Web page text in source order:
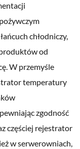
chłodniczy,
od
W przemyśle
temperatury
zgodność
częściej rejestrator
w serwerowniach,